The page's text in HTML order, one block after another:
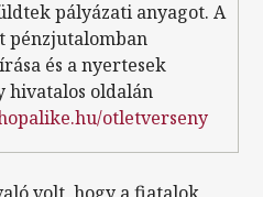
pályázati anyagot. A
pénzjutalomban
és a nyertesek
hivatalos oldalán
otletverseny